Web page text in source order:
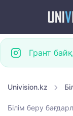
Грант
Univision.kz
Білім беру